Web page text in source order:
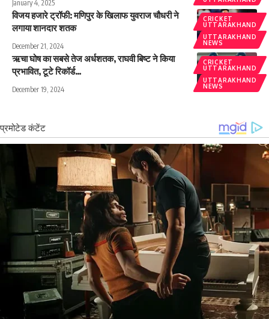
January 4, 2025
CRICKET
UTTARAKHAND
UTTARAKHAND
NEWS
विजय हजारे ट्रॉफी: मणिपुर के खिलाफ युवराज चौधरी ने
लगाया शानदार शतक
December 21, 2024
CRICKET
UTTARAKHAND
UTTARAKHAND
NEWS
ऋचा घोष का सबसे तेज अर्धशतक, राघवी बिष्ट ने किया
प्रभावित, टूटे रिकॉर्ड…
December 19, 2024